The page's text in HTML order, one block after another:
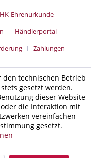
Ehrenurkunde
Händlerportal
Zahlungen
den technischen Betrieb
gesetzt werden.
dieser Website
die Interaktion mit
vereinfachen
gesetzt.